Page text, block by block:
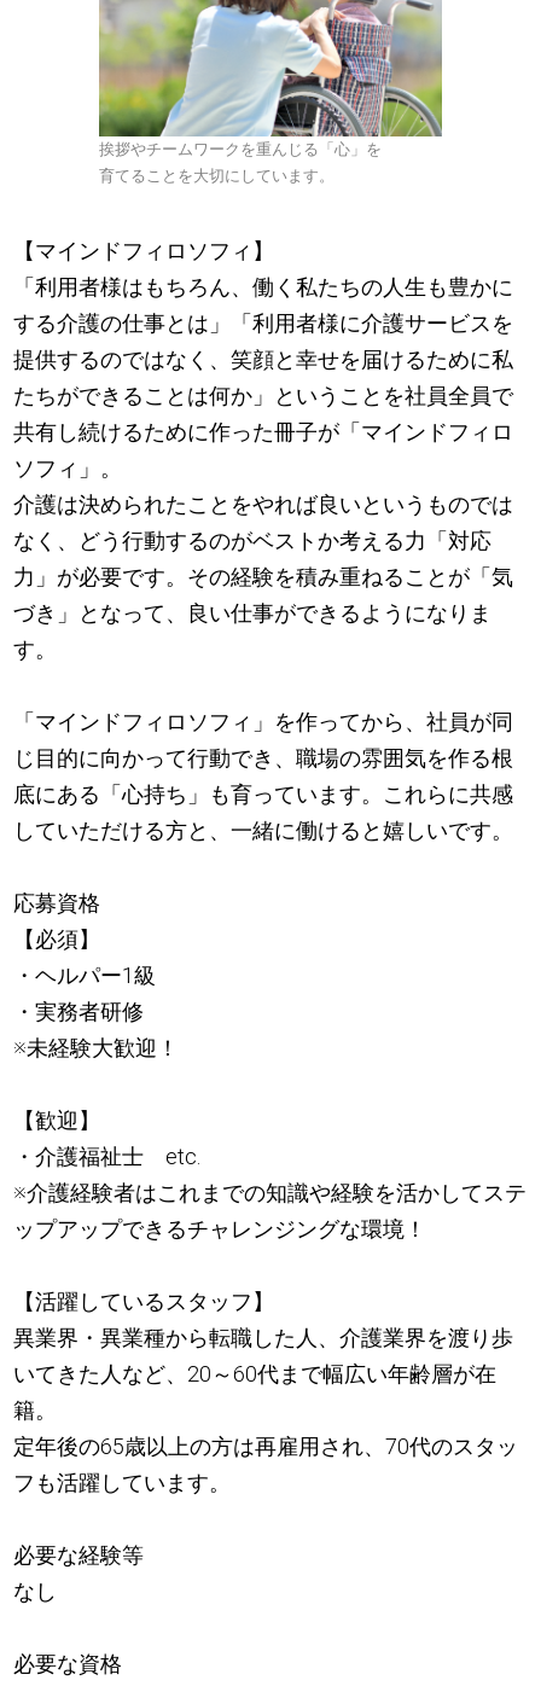
挨拶やチームワークを重んじる「心」を
育てることを大切にしています。
【マインドフィロソフィ】
「利用者様はもちろん、働く私たちの人生も豊かに
する介護の仕事とは」「利用者様に介護サービスを
提供するのではなく、笑顔と幸せを届けるために私
たちができることは何か」ということを社員全員で
共有し続けるために作った冊子が「マインドフィロ
ソフィ」。
介護は決められたことをやれば良いというものでは
なく、どう行動するのがベストか考える力「対応
力」が必要です。その経験を積み重ねることが「気
づき」となって、良い仕事ができるようになりま
す。
「マインドフィロソフィ」を作ってから、社員が同
じ目的に向かって行動でき、職場の雰囲気を作る根
底にある「心持ち」も育っています。これらに共感
していただける方と、一緒に働けると嬉しいです。
応募資格
【必須】
・ヘルパー1級
・実務者研修
※未経験大歓迎！
【歓迎】
・介護福祉士 etc.
※介護経験者はこれまでの知識や経験を活かしてステ
ップアップできるチャレンジングな環境！
【活躍しているスタッフ】
異業界・異業種から転職した人、介護業界を渡り歩
いてきた人など、20～60代まで幅広い年齢層が在
籍。
定年後の65歳以上の方は再雇用され、70代のスタッ
フも活躍しています。
必要な経験等
なし
必要な資格